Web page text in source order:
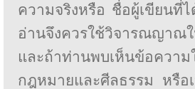
ความจริงหรือ ชื่อผู้เขียนที่
อ่านจึงควรใช้วิจารณญาณ
และถ้าท่านพบเห็นข้อควา
กฎหมายและศีลธรรม หรือ